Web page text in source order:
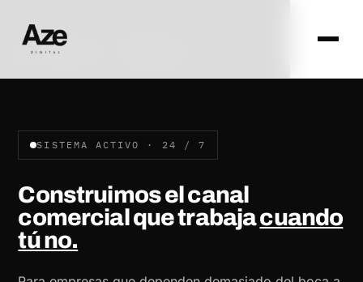
AZE DIGITAL · ZARAGOZA
SISTEMA ACTIVO · 24 / 7
Construimos el canal
comercial que trabajacuando
tú no.